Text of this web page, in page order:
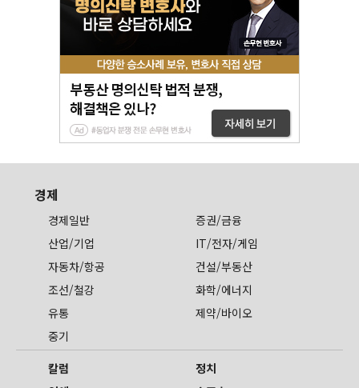
경제
경제일반
증권/금융
산업/기업
IT/전자/게임
자동차/항공
건설/부동산
조선/철강
화학/에너지
유통
제약/바이오
중기
칼럼
정치